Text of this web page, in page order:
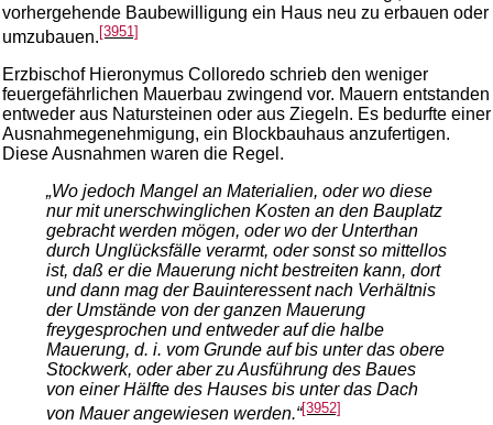
vorhergehende Baubewilligung ein Haus neu zu erbauen oder
umzubauen.[3951]
Erzbischof Hieronymus Colloredo schrieb den weniger
feuergefährlichen Mauerbau zwingend vor. Mauern entstanden
entweder aus Natursteinen oder aus Ziegeln. Es bedurfte einer
Ausnahmegenehmigung, ein Blockbauhaus anzufertigen.
Diese Ausnahmen waren die Regel.
„Wo jedoch Mangel an Materialien, oder wo diese
nur mit unerschwinglichen Kosten an den Bauplatz
gebracht werden mögen, oder wo der Unterthan
durch Unglücksfälle verarmt, oder sonst so mittellos
ist, daß er die Mauerung nicht bestreiten kann, dort
und dann mag der Bauinteressent nach Verhältnis
der Umstände von der ganzen Mauerung
freygesprochen und entweder auf die halbe
Mauerung, d. i. vom Grunde auf bis unter das obere
Stockwerk, oder aber zu Ausführung des Baues
von einer Hälfte des Hauses bis unter das Dach
von Mauer angewiesen werden.“[3952]